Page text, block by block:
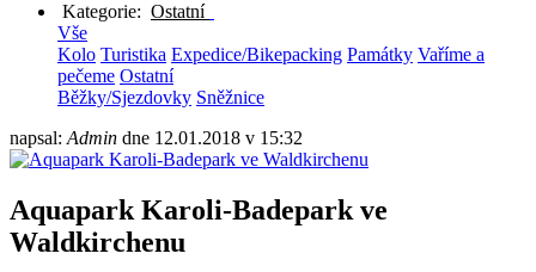
Kategorie: Ostatní
Vše
Kolo Turistika Expedice/Bikepacking Památky Vaříme a
pečeme Ostatní
Běžky/Sjezdovky Sněžnice
napsal: Admin dne 12.01.2018 v 15:32
Aquapark Karoli-Badepark ve
Waldkirchenu